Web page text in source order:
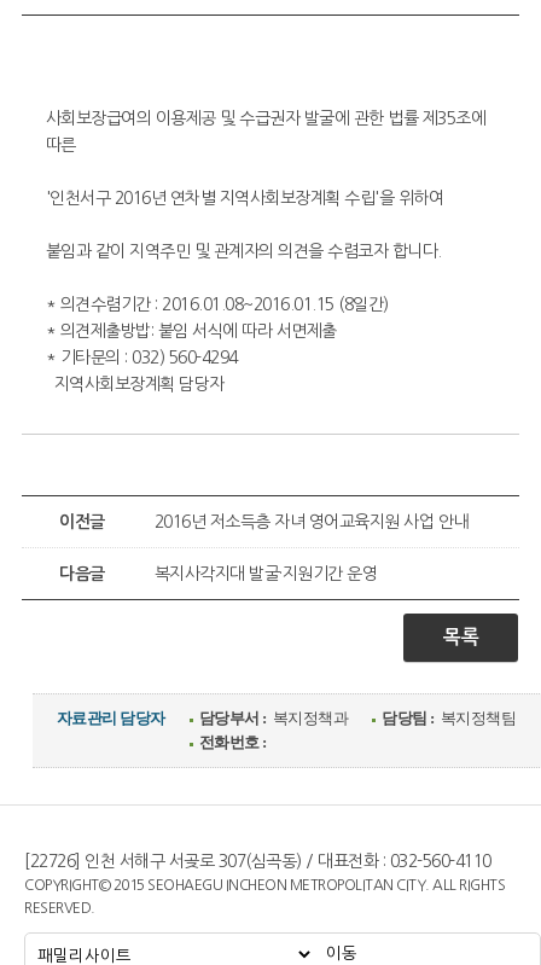
사회보장급여의 이용제공 및 수급권자 발굴에 관한 법률 제35조에
따른
'인천서구 2016년 연차별 지역사회보장계획 수립'을 위하여
붙임과 같이 지역주민 및 관계자의 의견을 수렴코자 합니다.
* 의견수렴기간 : 2016.01.08~2016.01.15 (8일간)
* 의견제출방밥: 붙임 서식에 따라 서면제출
* 기타문의 : 032) 560-4294
지역사회보장계획 담당자
이전글 2016년 저소득층 자녀 영어교육지원 사업 안내
다음글 복지사각지대 발굴·지원기간 운영
목록
자료관리 담당자 담당부서 : 복지정책과 담당팀 : 복지정책팀
전화번호 :
[22726] 인천 서해구 서곶로 307(심곡동) / 대표전화 : 032-560-4110
COPYRIGHT© 2015 SEOHAEGU INCHEON METROPOLITAN CITY. ALL RIGHTS
RESERVED.